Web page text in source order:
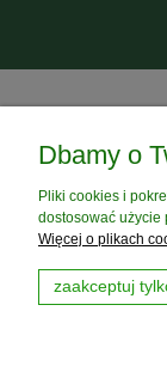
POMOC
Zwroty i
Kontakt
FAQ
Dbamy o
Pliki cookies i
dostosować użycie
Więcej o plikach
zaakceptuj